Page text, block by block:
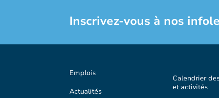
Inscrivez-vous à nos
Emplois
Actualités
Calendrier
et activités